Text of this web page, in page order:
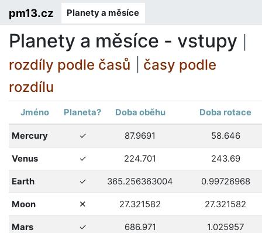
pm13.cz Planety a měsíce
Planety a měsíce - vstupy
rozdíly podle časů
časy podle
rozdílu
Jméno Planeta? Doba oběhu Doba rotace
Mercury ✓ano 87.9691 58.646
Venus ✓ano 224.701 243.69
Earth ✓ano 365.256363004 0.99726968
Moon ✕ 27.321582 27.321582
Mars ✓ano 686.971 1.025957